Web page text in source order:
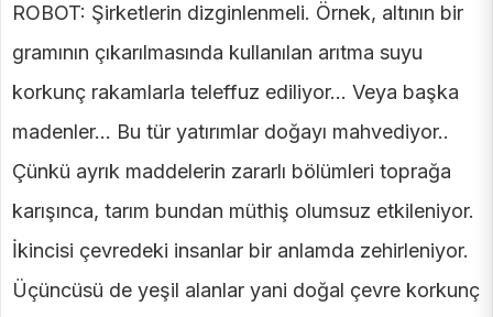
ROBOT: Şirketlerin dizginlenmeli. Örnek, altının bir
gramının çıkarılmasında kullanılan arıtma suyu
korkunç rakamlarla teleffuz ediliyor... Veya başka
madenler... Bu tür yatırımlar doğayı mahvediyor..
Çünkü ayrık maddelerin zararlı bölümleri toprağa
karışınca, tarım bundan müthiş olumsuz etkileniyor.
İkincisi çevredeki insanlar bir anlamda zehirleniyor.
Üçüncüsü de yeşil alanlar yani doğal çevre korkunç